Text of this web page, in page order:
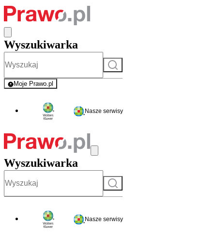
Wyszukiwarka
Szukaj
Moje Prawo.pl
- rejestracja i logowanie do serwisu
Nasze serwisy
Wyszukiwarka
Szukaj
Nasze serwisy